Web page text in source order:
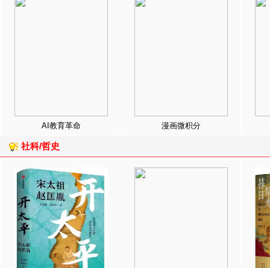
AI教育革命 漫画微积分
社科/哲史